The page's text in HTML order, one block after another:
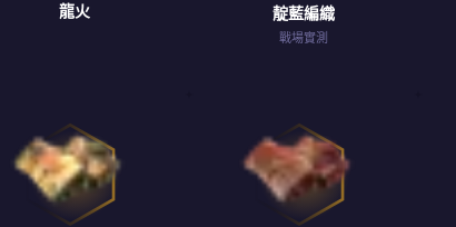
龍火 靛藍編織
戰場實測